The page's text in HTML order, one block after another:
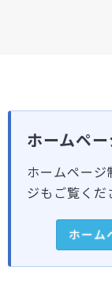
ホームペ
ホームページ
ジもご覧くだ
ホーム